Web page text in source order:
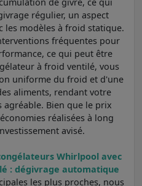
régulier, un aspect
les modèles à froid statique.
fréquentes pour
ce qui peut être
à froid ventilé, vous
uniforme du froid et d'une
aliments, rendant votre
Bien que le prix
réalisées à long
avisé.
Whirlpool avec
: dégivrage automatique
les plus proches, nous